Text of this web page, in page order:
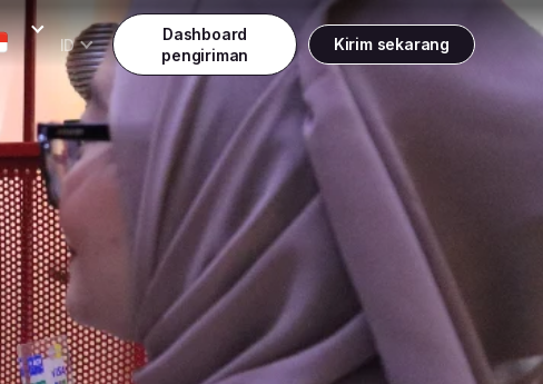
Indonesia
Malaysia
ID
Indonesia
English
Dashboard
pengiriman
Masuk
Kirim sekarang